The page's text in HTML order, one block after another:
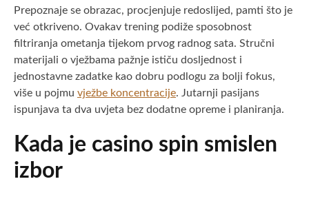
Prepoznaje se obrazac, procjenjuje redoslijed, pamti što je
već otkriveno. Ovakav trening podiže sposobnost
filtriranja ometanja tijekom prvog radnog sata. Stručni
materijali o vježbama pažnje ističu dosljednost i
jednostavne zadatke kao dobru podlogu za bolji fokus,
više u pojmu vježbe koncentracije. Jutarnji pasijans
ispunjava ta dva uvjeta bez dodatne opreme i planiranja.
Kada je casino spin smislen
izbor